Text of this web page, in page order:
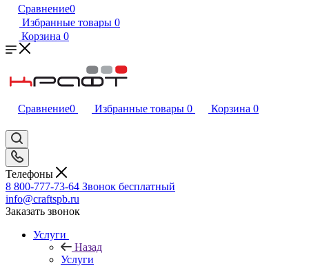
Сравнение0
Избранные товары 0
Корзина 0
Сравнение0 Избранные товары 0 Корзина 0
Телефоны
8 800-777-73-64 Звонок бесплатный
info@craftspb.ru
Заказать звонок
Услуги
Назад
Услуги